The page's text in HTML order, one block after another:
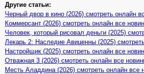
Другие статьи:
Черный двор в кино (2026) смотреть онлайн
Коммерсант (2026) смотреть онлайн все
Человек, который рисовал деньги (2025)
Лекарь 2: Наследие Авиценны (2025) смотреть
Настройщик (2025) смотреть онлайн все
Отважная 3 (2026) смотреть онлайн все
Месть Аладдина (2026) смотреть онлайн все